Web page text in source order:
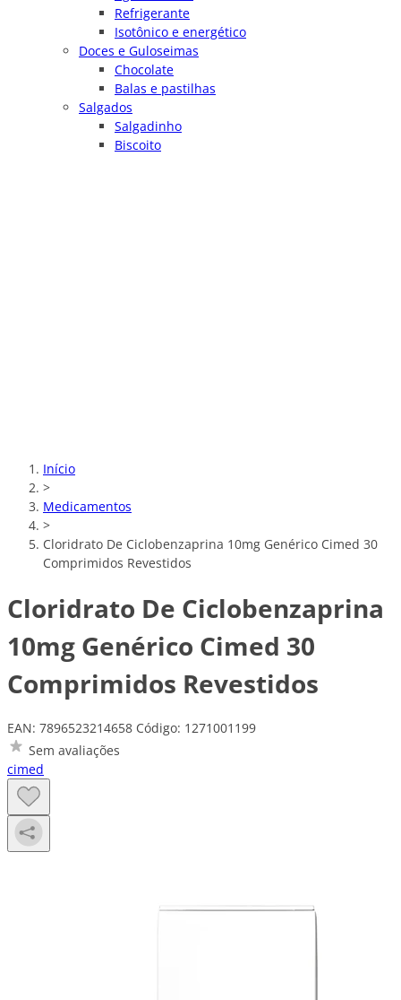
Refrigerante
Isotônico e energético
Doces e Guloseimas
Chocolate
Balas e pastilhas
Salgados
Salgadinho
Biscoito
Início
>
Medicamentos
>
Cloridrato De Ciclobenzaprina 10mg Genérico Cimed 30
Comprimidos Revestidos
Cloridrato De Ciclobenzaprina
10mg Genérico Cimed 30
Comprimidos Revestidos
EAN: 7896523214658 Código: 1271001199
Sem avaliações
cimed